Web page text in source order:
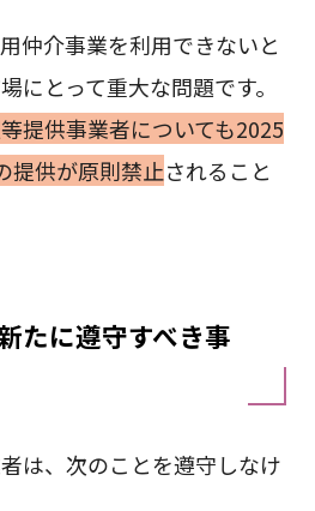
仲介事業を利用できないと
にとって重大な問題です。
提供事業者についても2025
提供が原則禁止されること
たに遵守すべき事
は、次のことを遵守しなけ